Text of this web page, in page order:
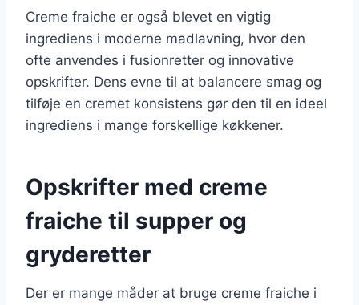
Creme fraiche er også blevet en vigtig
ingrediens i moderne madlavning, hvor den
ofte anvendes i fusionretter og innovative
opskrifter. Dens evne til at balancere smag og
tilføje en cremet konsistens gør den til en ideel
ingrediens i mange forskellige køkkener.
Opskrifter med creme
fraiche til supper og
gryderetter
Der er mange måder at bruge creme fraiche i